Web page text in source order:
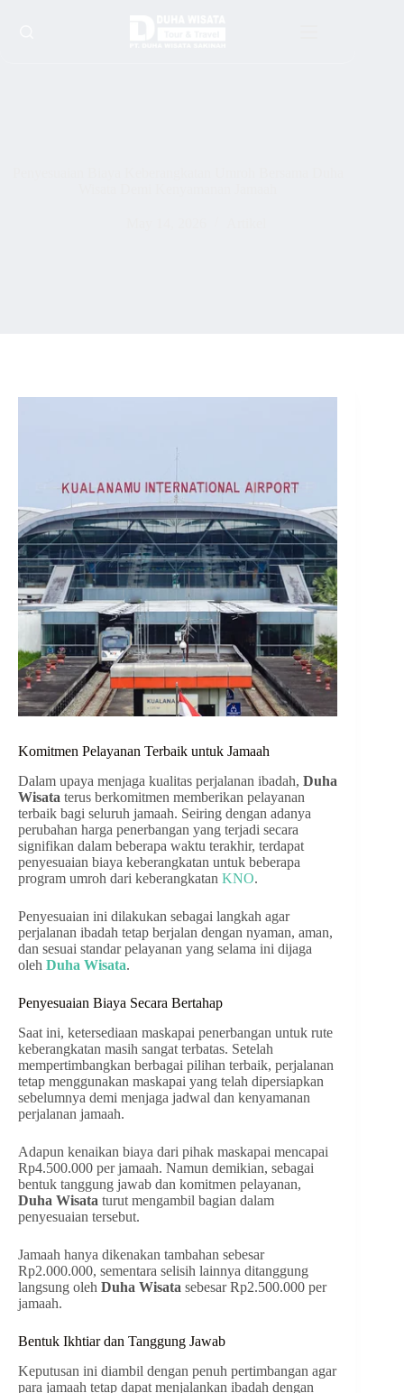
Komitmen Pelayanan Terbaik untuk Jamaah
Dalam upaya menjaga kualitas perjalanan ibadah, Duha
Wisata terus berkomitmen memberikan pelayanan
terbaik bagi seluruh jamaah. Seiring dengan adanya
perubahan harga penerbangan yang terjadi secara
signifikan dalam beberapa waktu terakhir, terdapat
penyesuaian biaya keberangkatan untuk beberapa
program umroh dari keberangkatan KNO.
Penyesuaian ini dilakukan sebagai langkah agar
perjalanan ibadah tetap berjalan dengan nyaman, aman,
dan sesuai standar pelayanan yang selama ini dijaga
oleh Duha Wisata.
Penyesuaian Biaya Secara Bertahap
Saat ini, ketersediaan maskapai penerbangan untuk rute
keberangkatan masih sangat terbatas. Setelah
mempertimbangkan berbagai pilihan terbaik, perjalanan
tetap menggunakan maskapai yang telah dipersiapkan
sebelumnya demi menjaga jadwal dan kenyamanan
perjalanan jamaah.
Adapun kenaikan biaya dari pihak maskapai mencapai
Rp4.500.000 per jamaah. Namun demikian, sebagai
bentuk tanggung jawab dan komitmen pelayanan,
Duha Wisata turut mengambil bagian dalam
penyesuaian tersebut.
Jamaah hanya dikenakan tambahan sebesar
Rp2.000.000, sementara selisih lainnya ditanggung
langsung oleh Duha Wisata sebesar Rp2.500.000 per
jamaah.
Bentuk Ikhtiar dan Tanggung Jawab
Keputusan ini diambil dengan penuh pertimbangan agar
para jamaah tetap dapat menjalankan ibadah dengan